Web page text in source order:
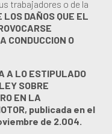
trabajadores o de la
LOS DAÑOS QUE EL
CONDUCCION O
A LO ESTIPULADO
SOBRE
EN LA
publicada en el
de 2.004.